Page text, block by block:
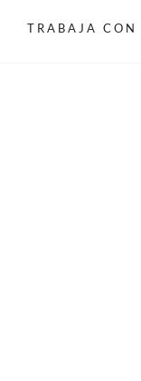
TRABAJA CON